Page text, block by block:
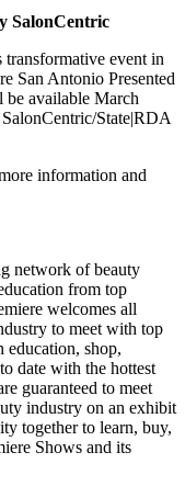
SalonCentric
event in
San Antonio Presented
available March
State|RDA
information and
network of beauty
from top
welcomes all
to meet with top
education, shop,
date with the hottest
guaranteed to meet
industry on an exhibit
together to learn, buy,
Shows and its